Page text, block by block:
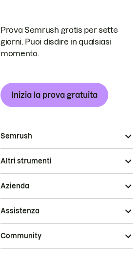
Prova Semrush gratis per sette
giorni. Puoi disdire in qualsiasi
momento.
Inizia la prova gratuita
Semrush
Altri strumenti
Azienda
Assistenza
Community